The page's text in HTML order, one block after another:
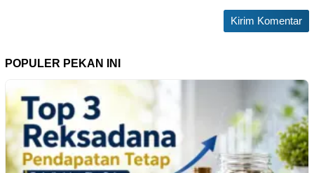
POPULER PEKAN INI